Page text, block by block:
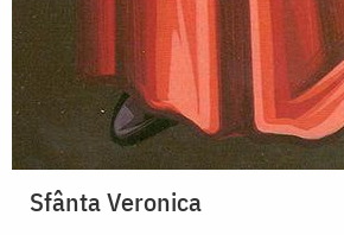
Sfânta Veronica